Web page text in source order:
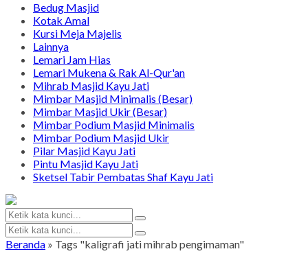
Bedug Masjid
Kotak Amal
Kursi Meja Majelis
Lainnya
Lemari Jam Hias
Lemari Mukena & Rak Al-Qur'an
Mihrab Masjid Kayu Jati
Mimbar Masjid Minimalis (Besar)
Mimbar Masjid Ukir (Besar)
Mimbar Podium Masjid Minimalis
Mimbar Podium Masjid Ukir
Pilar Masjid Kayu Jati
Pintu Masjid Kayu Jati
Sketsel Tabir Pembatas Shaf Kayu Jati
Beranda » Tags "kaligrafi jati mihrab pengimaman"